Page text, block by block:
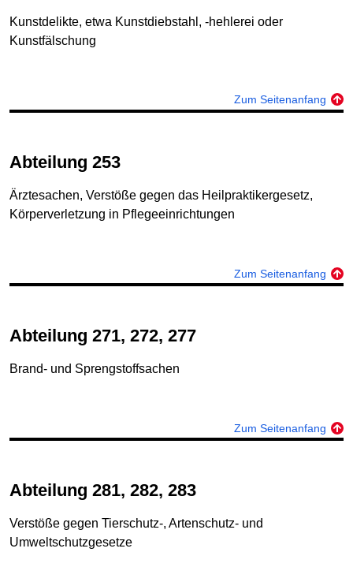
Kunstdelikte, etwa Kunstdiebstahl, ‑hehlerei oder
Kunstfälschung
Zum Seitenanfang
Abteilung 253
Ärztesachen, Verstöße gegen das Heilpraktikergesetz,
Körperverletzung in Pflegeeinrichtungen
Zum Seitenanfang
Abteilung 271, 272, 277
Brand‑ und Sprengstoffsachen
Zum Seitenanfang
Abteilung 281, 282, 283
Verstöße gegen Tierschutz‑, Artenschutz‑ und
Umweltschutzgesetze